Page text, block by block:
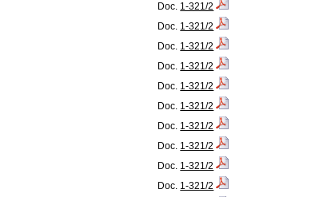
Doc. 1-321/2
Doc. 1-321/2
Doc. 1-321/2
Doc. 1-321/2
Doc. 1-321/2
Doc. 1-321/2
Doc. 1-321/2
Doc. 1-321/2
Doc. 1-321/2
Doc. 1-321/2